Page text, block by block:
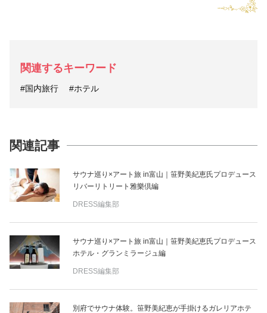
関連するキーワード
#国内旅行 #ホテル
関連記事
サウナ巡り×アート旅 in富山｜笹野美紀恵氏プロデュース
リバーリトリート雅樂倶編
DRESS編集部
サウナ巡り×アート旅 in富山｜笹野美紀恵氏プロデュース
ホテル・グランミラージュ編
DRESS編集部
別府でサウナ体験。笹野美紀恵が手掛けるガレリアホテ